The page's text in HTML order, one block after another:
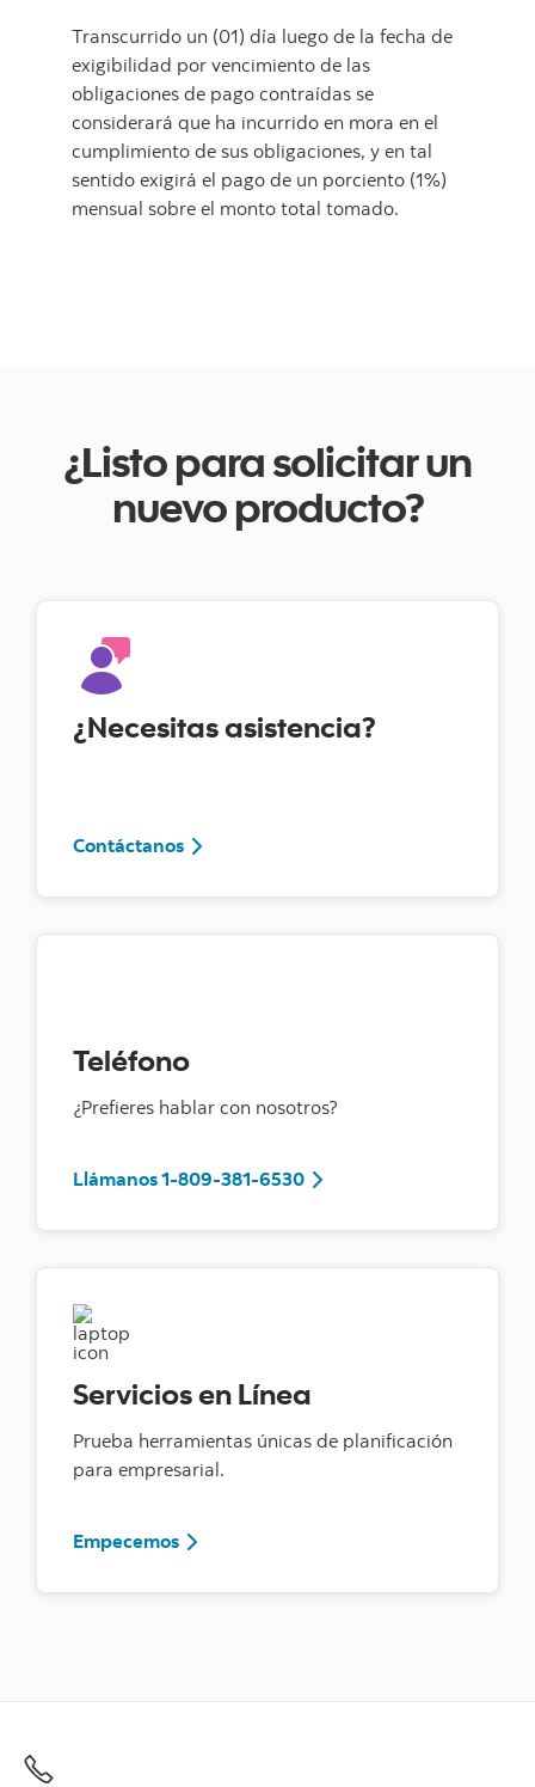
Transcurrido un (01) día luego de la fecha de
exigibilidad por vencimiento de las
obligaciones de pago contraídas se
considerará que ha incurrido en mora en el
cumplimiento de sus obligaciones, y en tal
sentido exigirá el pago de un porciento (1%)
mensual sobre el monto total tomado.
¿Listo para solicitar un
nuevo producto?
¿Necesitas asistencia?
ContáctanosContáctanos
Teléfono
¿Prefieres hablar con nosotros?
Llámanos 1-809-381-6530Llámanos 1-809-381-6530
Servicios en Línea
Prueba herramientas únicas de planificación
para empresarial.
EmpecemosConoce más sobre ScotiaConnect